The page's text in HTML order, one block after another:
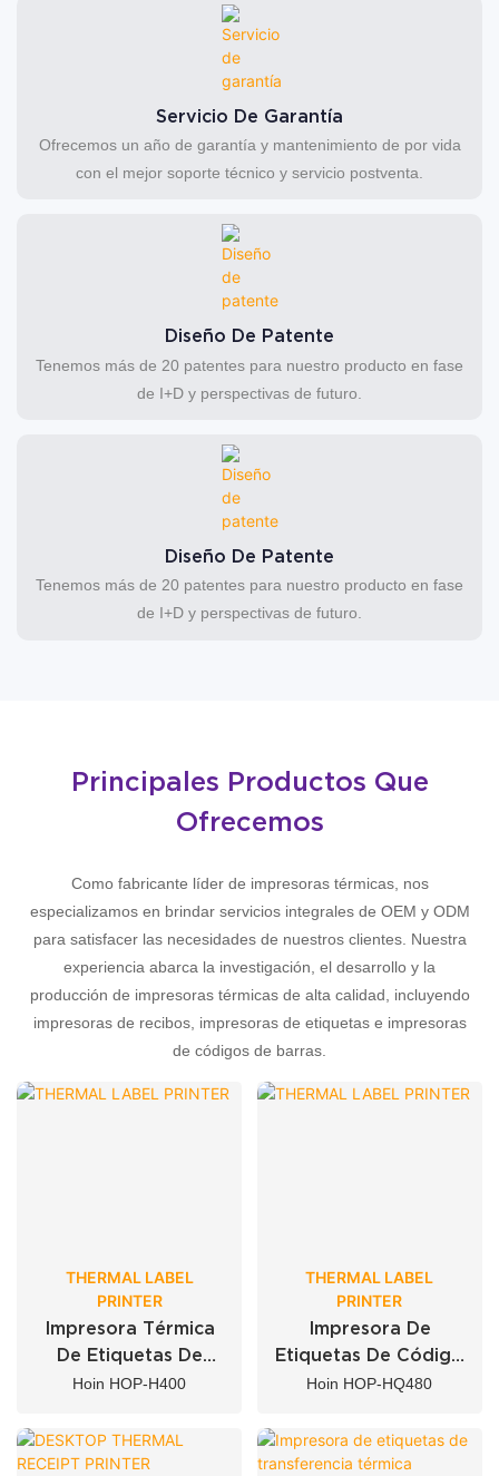
Servicio De Garantía
Ofrecemos un año de garantía y mantenimiento de por vida
con el mejor soporte técnico y servicio postventa.
Diseño De Patente
Tenemos más de 20 patentes para nuestro producto en fase
de I+D y perspectivas de futuro.
Diseño De Patente
Tenemos más de 20 patentes para nuestro producto en fase
de I+D y perspectivas de futuro.
Principales Productos Que
Ofrecemos
Como fabricante líder de impresoras térmicas, nos
especializamos en brindar servicios integrales de OEM y ODM
para satisfacer las necesidades de nuestros clientes. Nuestra
experiencia abarca la investigación, el desarrollo y la
producción de impresoras térmicas de alta calidad, incluyendo
impresoras de recibos, impresoras de etiquetas e impresoras
de códigos de barras.
THERMAL LABEL
PRINTER
Impresora Térmica
De Etiquetas De
Código De Barras De
USB+BT
Hoin HOP-H400
THERMAL LABEL
PRINTER
Impresora De
Etiquetas De Código
De Barras Térmica
Hoin HOP-HQ480